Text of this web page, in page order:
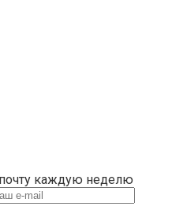
каждую неделю